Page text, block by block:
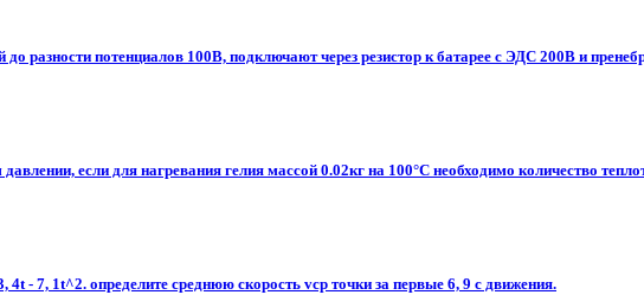
разности потенциалов 100В, подключают через резистор к батарее с ЭДС 200В и
если для нагревания гелия массой 0.02кг на 100°С необходимо количество
- 7, 1t^2. определите среднюю скорость vср точки за первые 6, 9 с движения.